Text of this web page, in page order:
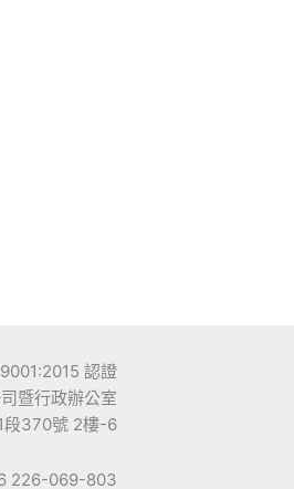
認證
暨行政辦公室
段370號 2樓-6
226-069-803